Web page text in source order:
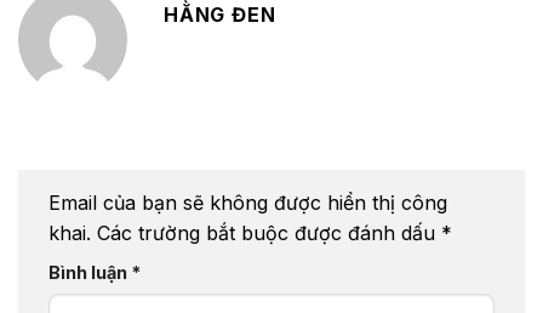
HẰNG ĐEN
Email của bạn sẽ không được hiển thị công
khai. Các trường bắt buộc được đánh dấu *
Bình luận *